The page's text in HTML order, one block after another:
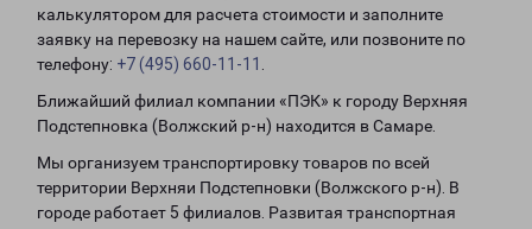
калькулятором для расчета стоимости и заполните
заявку на перевозку на нашем сайте, или позвоните по
телефону: +7 (495) 660-11-11
Ближайший филиал компании «ПЭК» к городу Верхняя
Подстепновка (Волжский р-н) находится в Самаре.
Мы организуем транспортировку товаров по всей
территории Верхняи Подстепновки (Волжского р-н). В
городе работает 5 филиалов. Развитая транспортная